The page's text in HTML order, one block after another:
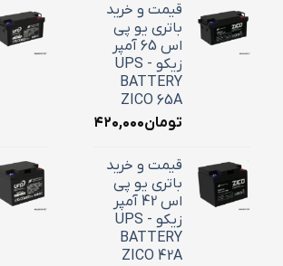
قیمت و خرید
باتری یو پی
اس 65 آمپر
زیکو - UPS
BATTERY
ZICO 65A
تومان۲۴,۴۲۰,۰۰۰
قیمت و خرید
باتری یو پی
اس 42 آمپر
زیکو - UPS
BATTERY
ZICO 42A